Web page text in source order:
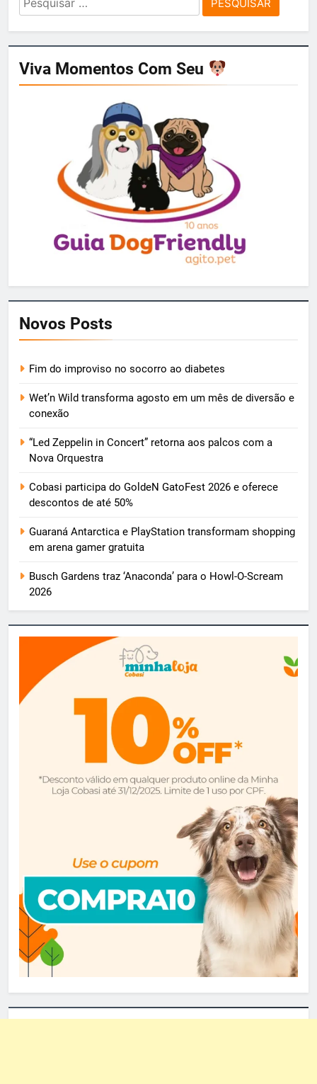
por:
Viva Momentos Com Seu
Novos Posts
Fim do improviso no socorro ao diabetes
Wet’n Wild transforma agosto em um mês de diversão e
conexão
“Led Zeppelin in Concert” retorna aos palcos com a
Nova Orquestra
Cobasi participa do GoldeN GatoFest 2026 e oferece
descontos de até 50%
Guaraná Antarctica e PlayStation transformam shopping
em arena gamer gratuita
Busch Gardens traz ‘Anaconda’ para o Howl-O-Scream
2026